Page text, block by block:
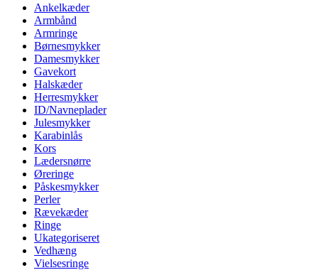
Ankelkæder
Armbånd
Armringe
Børnesmykker
Damesmykker
Gavekort
Halskæder
Herresmykker
ID/Navneplader
Julesmykker
Karabinlås
Kors
Lædersnørre
Øreringe
Påskesmykker
Perler
Rævekæder
Ringe
Ukategoriseret
Vedhæng
Vielsesringe